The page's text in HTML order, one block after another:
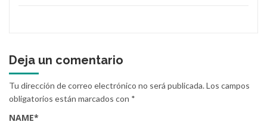
Deja un comentario
Tu dirección de correo electrónico no será publicada.Los campos
obligatorios están marcados con *
NAME*